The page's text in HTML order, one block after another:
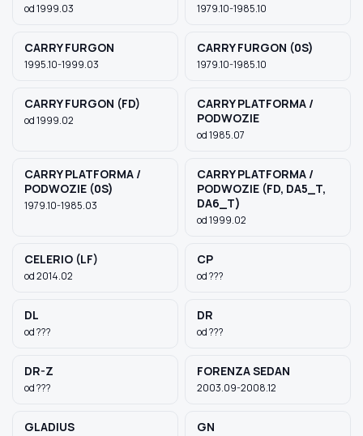
od 1999.03 1979.10-1985.10
CARRY FURGON
1995.10-1999.03
CARRY FURGON (0S)
1979.10-1985.10
CARRY FURGON (FD)
od 1999.02
CARRY PLATFORMA /
PODWOZIE
od 1985.07
CARRY PLATFORMA /
PODWOZIE (0S)
1979.10-1985.03
CARRY PLATFORMA /
PODWOZIE (FD, DA5_T,
DA6_T)
od 1999.02
CELERIO (LF)
od 2014.02
CP
od ???
DL
od ???
DR
od ???
DR-Z
od ???
FORENZA SEDAN
2003.09-2008.12
GLADIUS GN